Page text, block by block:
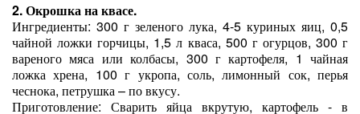
2. Окрошка на квасе.
Ингредиенты: 300 г зеленого лука, 4-5 куриных яиц, 0,5
чайной ложки горчицы, 1,5 л кваса, 500 г огурцов, 300 г
вареного мяса или колбасы, 300 г картофеля, 1 чайная
ложка хрена, 100 г укропа, соль, лимонный сок, перья
чеснока, петрушка – по вкусу.
Приготовление: Сварить яйца вкрутую, картофель - в